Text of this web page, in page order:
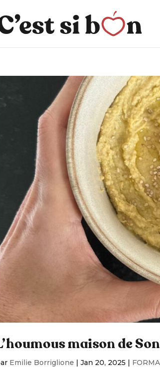
maison de
Emilie Borriglione |Jan 20, 2025 |